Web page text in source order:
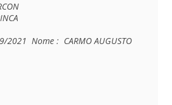
Nome :  CARMO AUGUSTO